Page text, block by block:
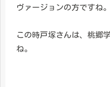
ヴァージョンの方ですね。
この時戸塚さんは、桃郷
ね。